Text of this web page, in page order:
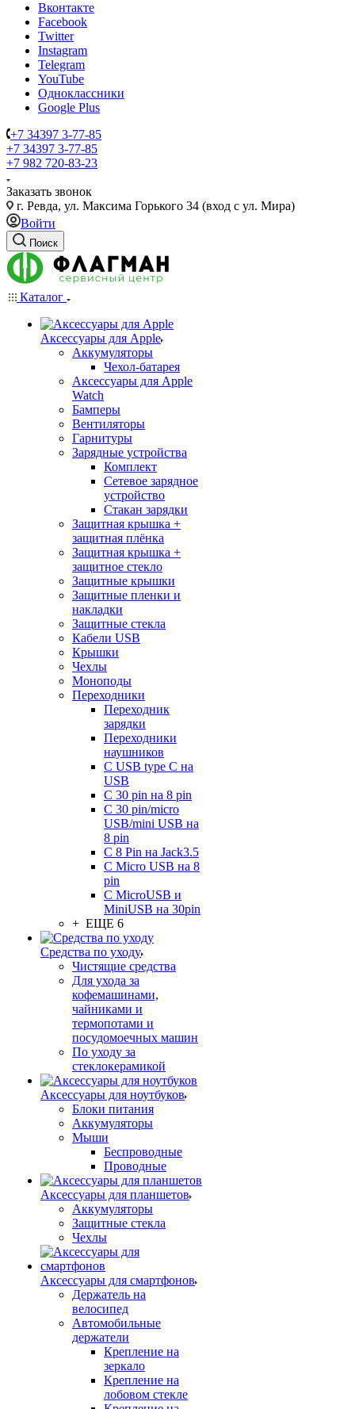
Вконтакте
Facebook
Twitter
Instagram
Telegram
YouTube
Одноклассники
Google Plus
+7 34397 3-77-85
+7 34397 3-77-85
+7 982 720-83-23
Заказать звонок
г. Ревда, ул. Максима Горького 34 (вход с ул. Мира)
Войти
Поиск
Каталог
Аксессуары для Apple
Аккумуляторы
Чехол-батарея
Аксессуары для Apple
Watch
Бамперы
Вентиляторы
Гарнитуры
Зарядные устройства
Комплект
Сетевое зарядное
устройство
Стакан зарядки
Защитная крышка +
защитная плёнка
Защитная крышка +
защитное стекло
Защитные крышки
Защитные пленки и
накладки
Защитные стекла
Кабели USB
Крышки
Чехлы
Моноподы
Переходники
Переходник
зарядки
Переходники
наушников
С USB type C на
USB
С 30 pin на 8 pin
С 30 pin/micro
USB/mini USB на
8 pin
С 8 Pin на Jack3.5
С Micro USB на 8
pin
С MicroUSB и
MiniUSB на 30pin
+ ЕЩЕ 6
Средства по уходу
Чистящие средства
Для ухода за
кофемашинами,
чайниками и
термопотами и
посудомоечных машин
По уходу за
стеклокерамикой
Аксессуары для ноутбуков
Блоки питания
Аккумуляторы
Мыши
Беспроводные
Проводные
Аксессуары для планшетов
Аккумуляторы
Защитные стекла
Чехлы
Аксессуары для смартфонов
Держатель на
велосипед
Автомобильные
держатели
Крепление на
зеркало
Крепление на
лобовом стекле